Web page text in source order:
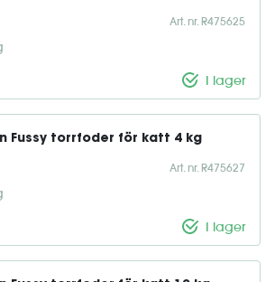
Art. nr. R475625
I lager
Fussy torrfoder för katt 4 kg
Art. nr. R475627
I lager